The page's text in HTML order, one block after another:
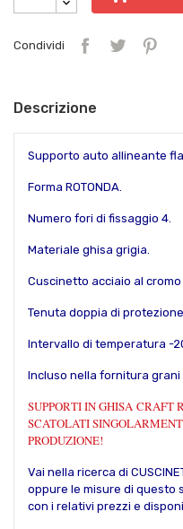
Condividi
Descrizione
Supporto auto allineante
Forma ROTONDA.
Numero fori di fissaggio 4.
Materiale ghisa grigia.
Cuscinetto acciaio al cromo
Tenuta doppia di
Intervallo di temperatura -
Incluso nella fornitura
SUPPORTI IN GHISA CRAFT
SCATOLATI
PRODUZIONE!
Vai nella ricerca di
oppure le misure di questo
con i relativi prezzi e